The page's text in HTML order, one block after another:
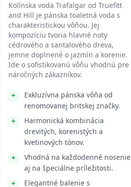
Kolínska voda Trafalgar od Truefitt
and Hill je pánska toaletná voda s
charakteristickou vôňou. Jej
kompozíciu tvoria hlavné noty
cédrového a santalového dreva,
jemne doplnené o jazmín a korenie.
Ide o sofistikovanú vôňu vhodnú pre
náročných zákazníkov.
Exkluzívna pánska vôňa od
renomovanej britskej značky.
Harmonická kombinácia
drevitých, korenistých a
kvetinových tónov.
Vhodná na každodenné nosenie
aj na špeciálne príležitosti.
Elegantné balenie s